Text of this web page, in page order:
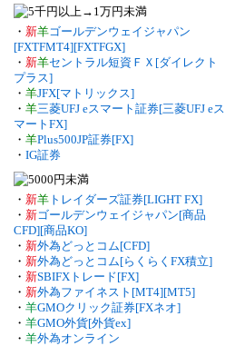
・ 新羊ゴールデンウェイジャパン
[FXTFMT4][FXTFGX]
・ 新羊セントラル短資ＦＸ[ダイレクト
プラス]
・ 羊JFX[マトリックス]
・ 羊三菱UFJ eスマート証券[三菱UFJ eス
マートFX]
・ 羊Plus500JP証券[FX]
・ IG証券
・ 新羊 トレイダーズ証券[LIGHT FX]
・ 新ゴールデンウェイジャパン[商品
CFD][商品KO]
・ 新外為どっとコム[CFD]
・ 新外為どっとコム[らくらくFX積立]
・ 新SBIFXトレード[FX]
・ 新外為ファイネスト[MT4][MT5]
・ 羊GMOクリック証券[FXネオ]
・ 羊GMO外貨[外貨ex]
・ 羊外為オンライン